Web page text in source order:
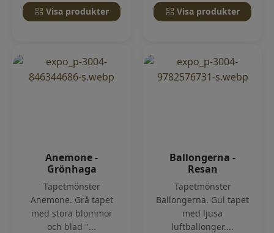
Visa produkter Visa produkter
Anemone -
Grönhaga
Tapetmönster
Anemone. Grå tapet
med stora blommor
och blad "...
Ballongerna -
Resan
Tapetmönster
Ballongerna. Gul tapet
med ljusa
luftballonger....